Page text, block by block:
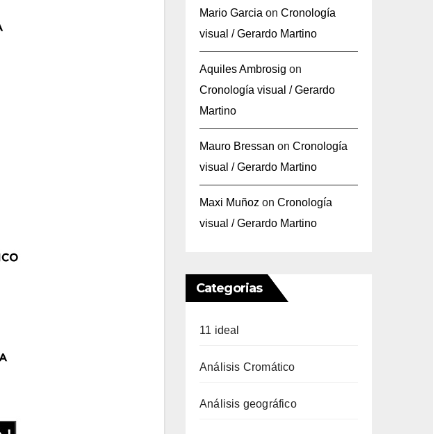
Mario Garcia on Cronología
visual / Gerardo Martino
Aquiles Ambrosig on
Cronología visual / Gerardo
Martino
Mauro Bressan on Cronología
visual / Gerardo Martino
Maxi Muñoz on Cronología
visual / Gerardo Martino
Categorias
11 ideal
Análisis Cromático
Análisis geográfico